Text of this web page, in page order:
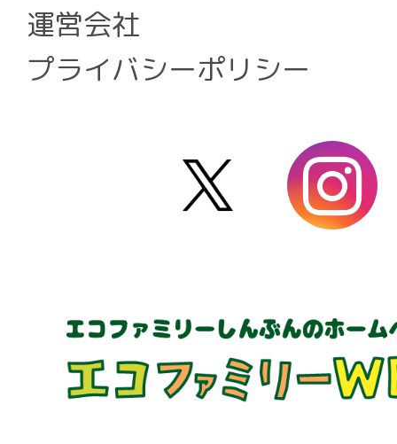
運営会社
プライバシーポリシー